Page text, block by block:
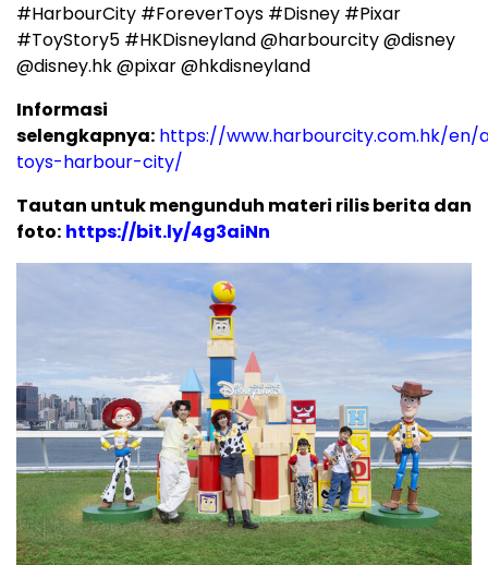
#HarbourCity #ForeverToys #Disney #Pixar
#ToyStory5 #HKDisneyland @harbourcity @disney
@disney.hk @pixar @hkdisneyland
Informasi
selengkapnya: https://www.harbourcity.com.hk/
toys-harbour-city/
Tautan untuk mengunduh materi rilis berita dan
foto: https://bit.ly/4g3aiNn